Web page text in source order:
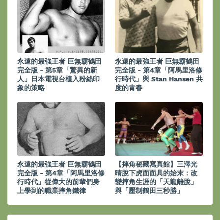
永遠的最強王者 巨無霸鶴田
完全版 - 第5章「驚異的新
人」日本電視台植入粉絲印
象的策略
永遠的最強王者 巨無霸鶴田
完全版 - 第4章「阿馬里洛修
行時代」與 Stan Hansen 共
度的青春
永遠的最強王者 巨無霸鶴田
完全版 - 第4章「阿馬里洛修
行時代」從偉大的前輩們身
上學到的職業摔角鐵律
【摔角秘藏寫真館】三澤光
晴脫下虎面面具的始末：改
變摔角生涯的「天龍離脫」
與「壓制鶴田三秒勝」